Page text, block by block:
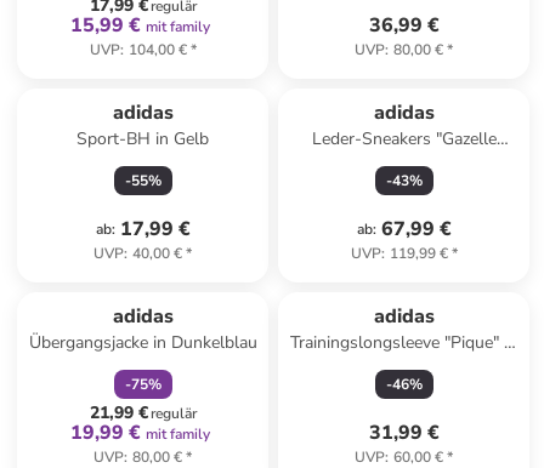
17,99 €regulär
15,99 € mit family
UVP: 104,00 €*
36,99 €
UVP: 80,00 €*
adidas
Sport-BH in Gelb
-55%
ab: 17,99 €
UVP: 40,00 €*
adidas
Leder-Sneakers "Gazelle
Indoor" in Rosa
-43%
ab: 67,99 €
UVP: 119,99 €*
adidas
Übergangsjacke in Dunkelblau
-75%
21,99 €regulär
19,99 € mit family
UVP: 80,00 €*
adidas
Trainingslongsleeve "Pique" in
Dunkelblau
-46%
31,99 €
UVP: 60,00 €*